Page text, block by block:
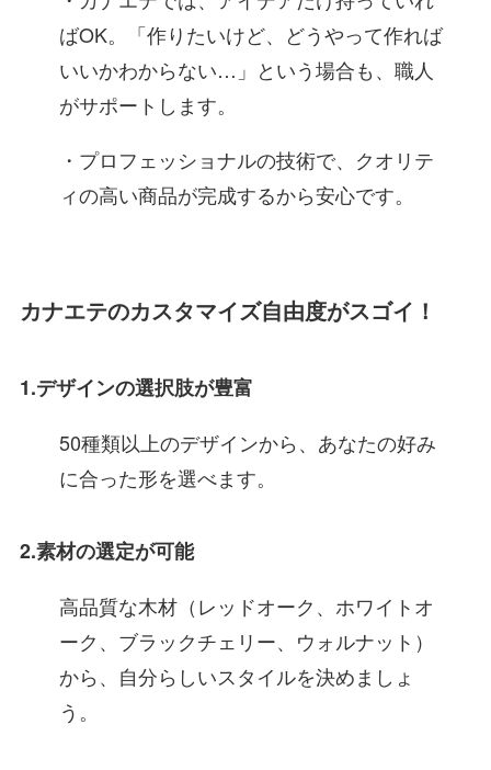
ばOK。「作りたいけど、どうやって作れば
いいかわからない…」という場合も、職人
がサポートします。
・プロフェッショナルの技術で、クオリテ
ィの高い商品が完成するから安心です。
カナエテのカスタマイズ自由度がスゴイ！
1.デザインの選択肢が豊富
50種類以上のデザインから、あなたの好み
に合った形を選べます。
2.素材の選定が可能
高品質な木材（レッドオーク、ホワイトオ
ーク、ブラックチェリー、ウォルナット）
から、自分らしいスタイルを決めましょ
う。